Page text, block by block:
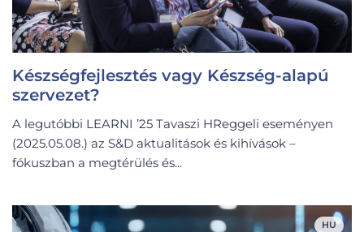
Készségfejlesztés vagy Készség-alapú
szervezet?
A legutóbbi LEARNI ’25 Tavaszi HReggeli eseményen
(2025.05.08.) az S&D aktualitások és kihívások –
fókuszban a megtérülés és...
HU